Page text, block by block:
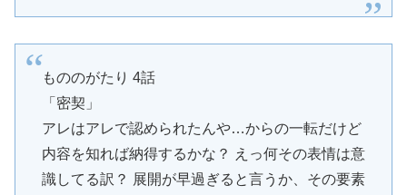
もののがたり 4話
「密契」
アレはアレで認められたんや…からの一転だけど
内容を知れば納得するかな？ えっ何その表情は意
識してる訳？ 展開が早過ぎると言うか、その要素